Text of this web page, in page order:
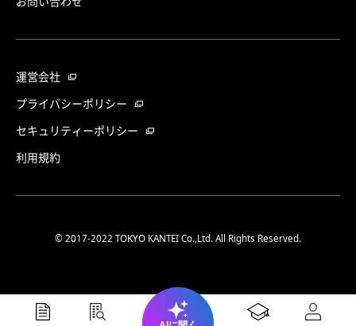
運営会社
プライバシーポリシー
セキュリティーポリシー
利用規約
© 2017-2022 TOKYO KANTEI Co.,Ltd. All Rights Reserved.